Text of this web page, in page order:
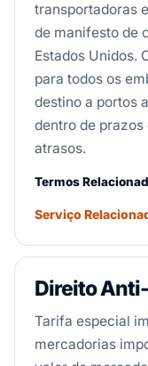
transportadoras
de manifesto de
Estados Unidos.
para todos os
destino a portos
dentro de
atrasos.
Termos
Serviço
Direito
Tarifa especial
mercadorias